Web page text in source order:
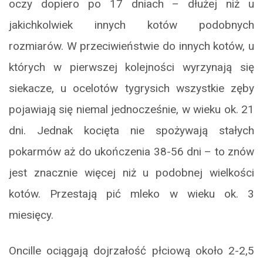
oczy dopiero po 17 dniach – dłużej niż u
jakichkolwiek innych kotów podobnych
rozmiarów. W przeciwieństwie do innych kotów, u
których w pierwszej kolejności wyrzynają się
siekacze, u ocelotów tygrysich wszystkie zęby
pojawiają się niemal jednocześnie, w wieku ok. 21
dni. Jednak kocięta nie spożywają stałych
pokarmów aż do ukończenia 38-56 dni – to znów
jest znacznie więcej niż u podobnej wielkości
kotów. Przestają pić mleko w wieku ok. 3
miesięcy.
Oncille ociągają dojrzałość płciową około 2-2,5